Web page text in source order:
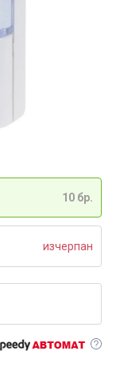
10 бр.
изчерпан